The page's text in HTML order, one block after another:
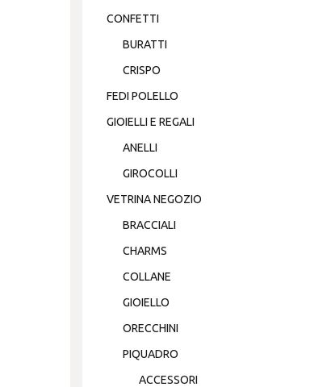
CONFETTI
BURATTI
CRISPO
FEDI POLELLO
GIOIELLI E REGALI
ANELLI
GIROCOLLI
VETRINA NEGOZIO
BRACCIALI
CHARMS
COLLANE
GIOIELLO
ORECCHINI
PIQUADRO
ACCESSORI